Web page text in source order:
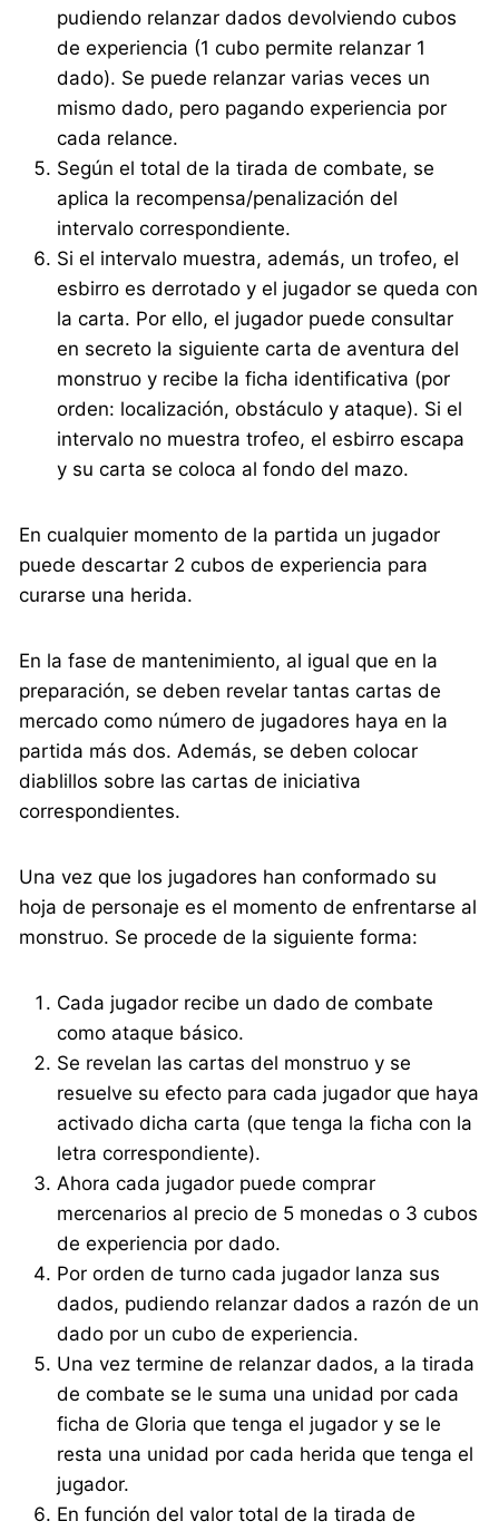
pudiendo relanzar dados devolviendo cubos
de experiencia (1 cubo permite relanzar 1
dado). Se puede relanzar varias veces un
mismo dado, pero pagando experiencia por
cada relance.
Según el total de la tirada de combate, se
aplica la recompensa/penalización del
intervalo correspondiente.
Si el intervalo muestra, además, un trofeo, el
esbirro es derrotado y el jugador se queda con
la carta. Por ello, el jugador puede consultar
en secreto la siguiente carta de aventura del
monstruo y recibe la ficha identificativa (por
orden: localización, obstáculo y ataque). Si el
intervalo no muestra trofeo, el esbirro escapa
y su carta se coloca al fondo del mazo.
En cualquier momento de la partida un jugador
puede descartar 2 cubos de experiencia para
curarse una herida.
En la fase de mantenimiento, al igual que en la
preparación, se deben revelar tantas cartas de
mercado como número de jugadores haya en la
partida más dos. Además, se deben colocar
diablillos sobre las cartas de iniciativa
correspondientes.
Una vez que los jugadores han conformado su
hoja de personaje es el momento de enfrentarse al
monstruo. Se procede de la siguiente forma:
Cada jugador recibe un dado de combate
como ataque básico.
Se revelan las cartas del monstruo y se
resuelve su efecto para cada jugador que haya
activado dicha carta (que tenga la ficha con la
letra correspondiente).
Ahora cada jugador puede comprar
mercenarios al precio de 5 monedas o 3 cubos
de experiencia por dado.
Por orden de turno cada jugador lanza sus
dados, pudiendo relanzar dados a razón de un
dado por un cubo de experiencia.
Una vez termine de relanzar dados, a la tirada
de combate se le suma una unidad por cada
ficha de Gloria que tenga el jugador y se le
resta una unidad por cada herida que tenga el
jugador.
En función del valor total de la tirada de